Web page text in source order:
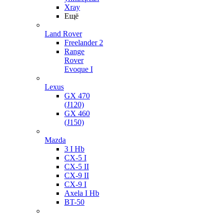
Xray
Ещё
Land Rover
Freelander 2
Range
Rover
Evoque I
Lexus
GX 470
(J120)
GX 460
(J150)
Mazda
3 I Hb
CX-5 I
CX-5 II
CX-9 II
CX-9 I
Axela I Hb
BT-50